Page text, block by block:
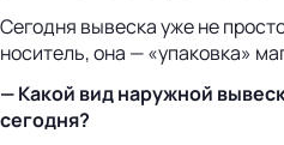
Сегодня вывеска уже не
носитель, она — «упаковка»
— Какой вид наружной
сегодня?